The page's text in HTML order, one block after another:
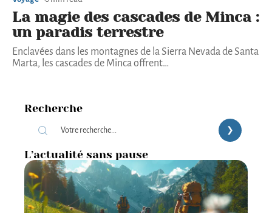
La magie des cascades de Minca :
un paradis terrestre
Enclavées dans les montagnes de la Sierra Nevada de Santa
Marta, les cascades de Minca offrent…
Recherche
L’actualité sans pause